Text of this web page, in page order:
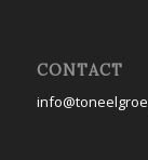
CONTACT